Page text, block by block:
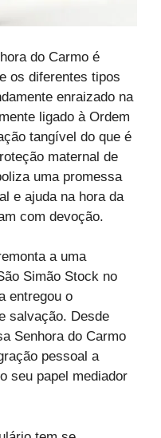
do Carmo é
os diferentes tipos
enraizado na
ligado à Ordem
tangível do que é
maternal de
uma promessa
e ajuda na hora da
com devoção.
a uma
Simão Stock no
entregou o
salvação. Desde
Senhora do Carmo
pessoal a
seu papel mediador